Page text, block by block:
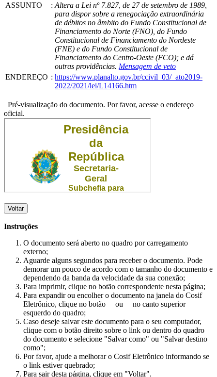
ASSUNTO
: Altera a Lei nº 7.827, de 27 de setembro de 1989,
para dispor sobre a renegociação extraordinária
de débitos no âmbito do Fundo Constitucional de
Financiamento do Norte (FNO), do Fundo
Constitucional de Financiamento do Nordeste
(FNE) e do Fundo Constitucional de
Financiamento do Centro-Oeste (FCO); e dá
outras providências. Mensagem de veto
ENDEREÇO : https://www.planalto.gov.br/ccivil_03/_ato2019-
2022/2021/lei/L14166.htm
Pré-visualização do documento. Por favor, acesse o endereço
oficial.
Voltar
Instruções
O documento será aberto no quadro por carregamento
externo;
Aguarde alguns segundos para receber o documento. Pode
demorar um pouco de acordo com o tamanho do documento e
dependendo da banda da velocidade da sua conexão;
Para imprimir, clique no botão correspondente nesta página;
Para expandir ou encolher o documento na janela do Cosif
Eletrônico, clique no botão
ou
no canto superior
esquerdo do quadro;
Caso deseje salvar este documento para o seu computador,
clique com o botão direito sobre o link ou dentro do quadro
do documento e selecione "Salvar como" ou "Salvar destino
como";
Por favor, ajude a melhorar o Cosif Eletrônico informando se
o link estiver quebrado;
Para sair desta página, clique em "Voltar".